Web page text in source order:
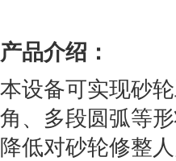
产品介绍：
本设备可实现砂
角、多段圆弧等
降低对砂轮修整